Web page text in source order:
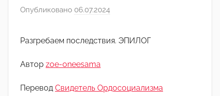
Опубликовано 06.07.2024
м
Разгребаем последствия. ЭПИЛОГ
Автор zoe-oneesama
Перевод Свидетель Ордосоциализма